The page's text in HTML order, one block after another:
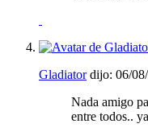
Gladiatordijo: 06/
Nada amigo
entre todos..